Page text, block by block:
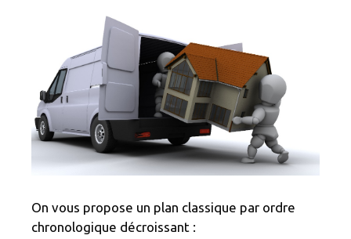
On vous propose un plan classique par ordre
chronologique décroissant :